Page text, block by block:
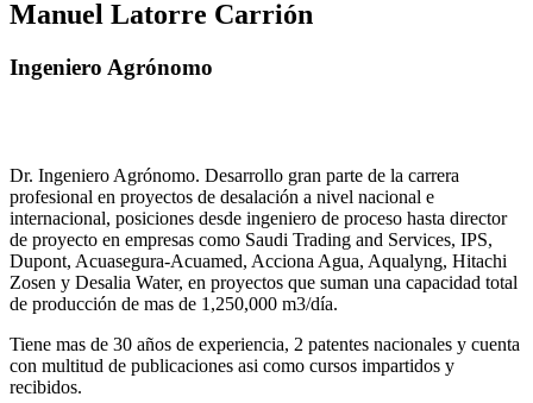
Manuel Latorre Carrión
Ingeniero Agrónomo
Dr. Ingeniero Agrónomo. Desarrollo gran parte de la carrera
profesional en proyectos de desalación a nivel nacional e
internacional, posiciones desde ingeniero de proceso hasta director
de proyecto en empresas como Saudi Trading and Services, IPS,
Dupont, Acuasegura-Acuamed, Acciona Agua, Aqualyng, Hitachi
Zosen y Desalia Water, en proyectos que suman una capacidad total
de producción de mas de 1,250,000 m3/día.
Tiene mas de 30 años de experiencia, 2 patentes nacionales y cuenta
con multitud de publicaciones asi como cursos impartidos y
recibidos.